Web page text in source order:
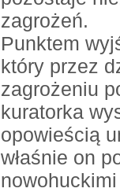
zagrożeń.
Punktem
który przez
zagrożeniu
kuratorka
opowieścią
właśnie on